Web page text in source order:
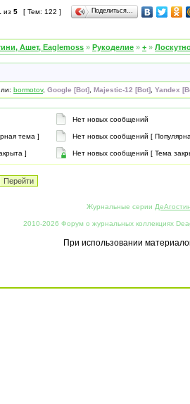
из 5 [ Тем: 122 ] Поделиться…
Ашет, Eaglemoss » Рукоделие » + »
bormotov, Google [Bot] Majestic-12 [Bot] Yandex
Нет новых сообщений
тема ] Нет новых сообщений [
] Нет новых сообщений [ Тема
Журнальные серии
2010-2026 Форум о журнальных коллекциях
При использовании